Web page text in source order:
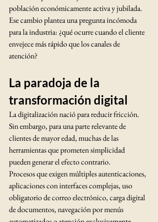
población económicamente activa y jubilada.
Ese cambio plantea una pregunta incómoda
para la industria: ¿qué ocurre cuando el cliente
envejece más rápido que los canales de
atención?
La paradoja de la
transformación digital
La digitalización nació para reducir fricción.
Sin embargo, para una parte relevante de
clientes de mayor edad, muchas de las
herramientas que prometen simplicidad
pueden generar el efecto contrario.
Procesos que exigen múltiples autenticaciones,
aplicaciones con interfaces complejas, uso
obligatorio de correo electrónico, carga digital
de documentos, navegación por menús